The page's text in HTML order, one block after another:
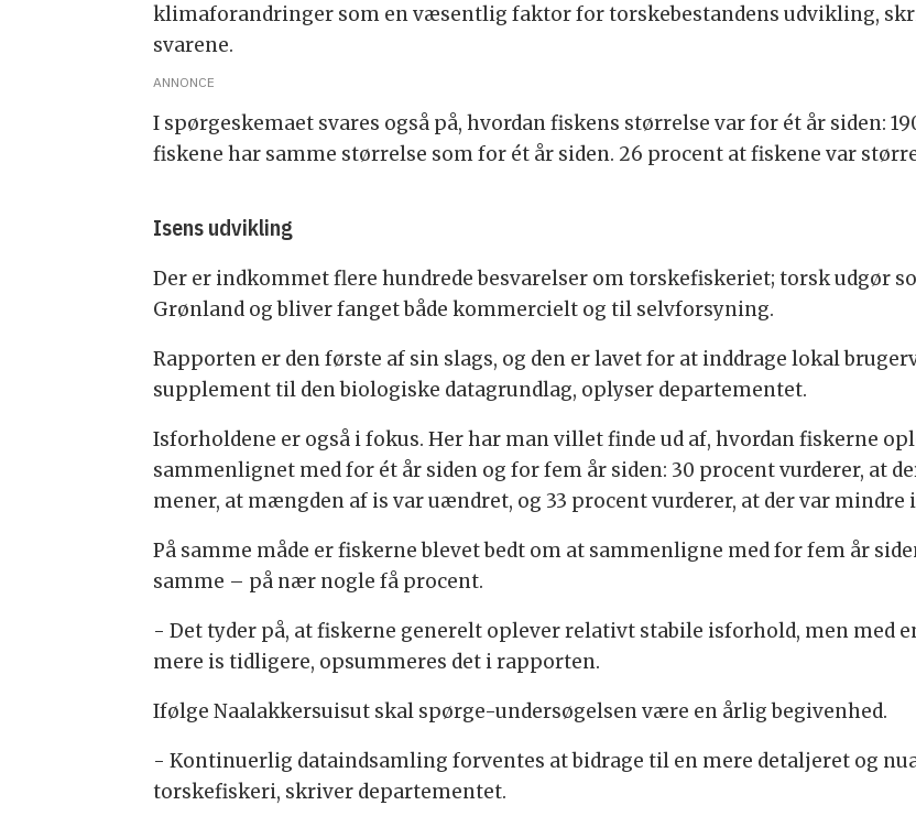
klimaforandringer som en væsentlig faktor for torskebestandens udvikling,
svarene.
ANNONCE
I spørgeskemaet svares også på, hvordan fiskens størrelse var for ét år siden:
fiskene har samme størrelse som for ét år siden. 26 procent at fiskene var
Isens udvikling
Der er indkommet flere hundrede besvarelser om torskefiskeriet; torsk udgør
Grønland og bliver fanget både kommercielt og til selvforsyning.
Rapporten er den første af sin slags, og den er lavet for at inddrage lokal
supplement til den biologiske datagrundlag, oplyser departementet.
Isforholdene er også i fokus. Her har man villet finde ud af, hvordan fiskerne
sammenlignet med for ét år siden og for fem år siden: 30 procent vurderer, at
mener, at mængden af is var uændret, og 33 procent vurderer, at der var mindre
På samme måde er fiskerne blevet bedt om at sammenligne med for fem år
samme – på nær nogle få procent.
- Det tyder på, at fiskerne generelt oplever relativt stabile isforhold, men med
mere is tidligere, opsummeres det i rapporten.
Ifølge Naalakkersuisut skal spørge-undersøgelsen være en årlig begivenhed.
- Kontinuerlig dataindsamling forventes at bidrage til en mere detaljeret og
torskefiskeri, skriver departementet.